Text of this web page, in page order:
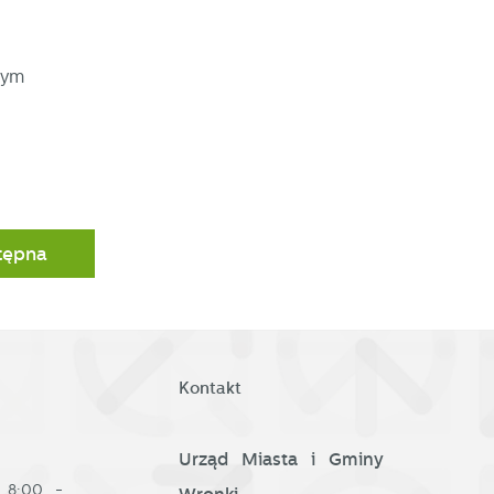
8:00 -
Kontakt
Urząd Miasta i Gminy